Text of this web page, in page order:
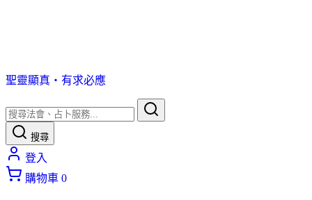
聖靈顯真・有求必應
搜尋
登入
購物車 0